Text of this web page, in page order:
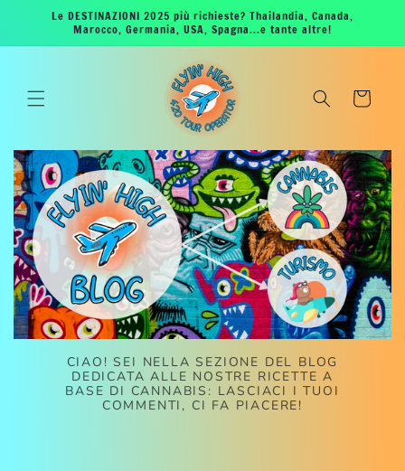
direttamente
ai contenuti
Le DESTINAZIONI 2025 più richieste? Thailandia, Canada,
Marocco, Germania, USA, Spagna...e tante altre!
Carrello
CIAO! SEI NELLA SEZIONE DEL BLOG
DEDICATA ALLE NOSTRE RICETTE A
BASE DI CANNABIS: LASCIACI I TUOI
COMMENTI, CI FA PIACERE!